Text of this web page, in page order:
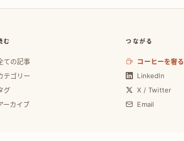
む
ての記事
テゴリー
グ
ーカイブ
つながる
コーヒーを奢る
LinkedIn
X / Twitter
Email